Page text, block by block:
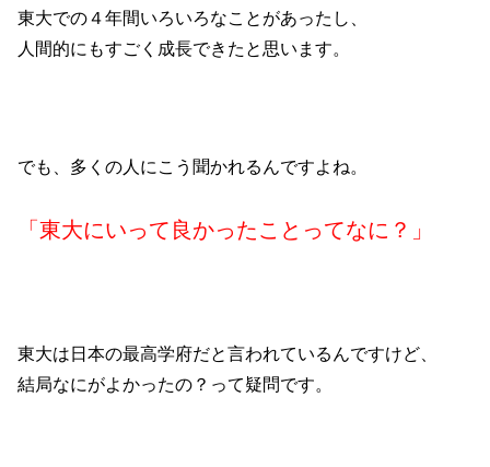
東大での４年間いろいろなことがあったし、
人間的にもすごく成長できたと思います。
でも、多くの人にこう聞かれるんですよね。
「東大にいって良かったことってなに？」
東大は日本の最高学府だと言われているんですけど、
結局なにがよかったの？って疑問です。